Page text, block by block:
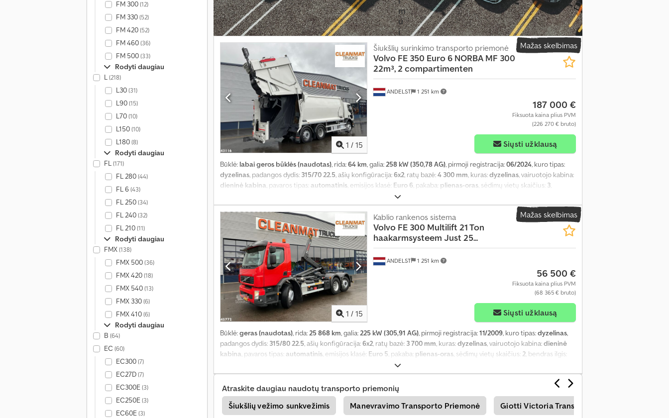
FM 300(12)
FM 330(52)
FM 420(52)
FM 460(36)
FM 500(33)
Rodyti daugiau
L(218)
L30(31)
L90(15)
L70(10)
L150(10)
L180(8)
Rodyti daugiau
FL(171)
FL 280(44)
FL 6(43)
FL 250(34)
FL 240(32)
FL 210(11)
Rodyti daugiau
FMX(138)
FMX 500(36)
FMX 420(18)
FMX 540(13)
FMX 330(6)
FMX 410(6)
Rodyti daugiau
B (64)
EC (60)
EC300(7)
EC27D(7)
EC300E(3)
EC250E(3)
EC60E(3)
m
u
i
S
u
k
k
e
l
i
m
ą
Mažas skelbimas
1 / 15
ANDELST 1 251 km
Šiukšlių surinkimo transporto priemonė
Volvo FE 350 Euro 6 NORBA MF 300
22m³, 2 compartimenten
187 000 €
Fiksuota kaina plius PVM
(226 270 € bruto)
Siųsti užklausą
Būklė: labai geros būklės (naudotas), rida:64 km, galia: 258 kW (350,78 AG), pirmoji registracija:06/2024, kuro tipas:
dyzelinas , padangos dydis: 315/70 22.5 , ašių konfigūracija:6x2 , ratų bazė:4 300 mm , kuras:dyzelinas , vairuotojo kabina:
dieninė kabina , pavaros tipas: automatinis , emisijos klasė: Euro 6 , pakaba: plienas-oras , sėdimų vietų skaičius: 3
, bendras aukštis:
leistina ašies apkrova (ašis 2):11 500 kg, leistina ašies apkrova (ašis 3):7 500 kg, krovinio erdvės tūris:22 m³, Gamybos
metai:2024, Įranga:ABS, diferencialo užraktas, elektrinis langų reguliavimas, kruizo kontrolė, oro kondicionavimas,
Mažas skelbimas
1 / 15
ANDELST 1 251 km
Kablio rankenos sistema
Volvo FE 300 Multilift 21 Ton
haakarmsysteem Just 25...
56 500 €
Fiksuota kaina plius PVM
(68 365 € bruto)
Siųsti užklausą
Būklė:geras (naudotas), rida:25 868 km, galia:225 kW (305,91 AG), pirmoji registracija:11/2009, kuro tipas:dyzelinas,
padangos dydis: 315/80 22.5, ašių konfigūracija:6x2, ratų bazė: 3 700 mm, kuras:dyzelinas, vairuotojo kabina:dieninė
kabina, pavaros tipas: automatinis, emisijos klasė: Euro 5, pakaba: plienas-oras, sėdimų vietų skaičius: 2, bendras ilgis:
3 300 mm
apkrova (ašis 2):11 500 kg, leistina ašies apkrova (ašis 3):7 500 kg, Gamybos metai:2009, Įranga:ABS, EBS (Elektroninė
stabdžių sistema), diferencialo užraktas, elektrinis langų reguliavimas, kruizo kontrolė, oro kondicionavimas,
priekabos jungtis,
Atraskite daugiau naudotų transporto priemonių
Šiukšlių vežimo sunkvežimis
Manevravimo Transporto Priemonė Giotti Victoria Transporteriai
Iveco Eurocargo Ml Sunkvežimiai